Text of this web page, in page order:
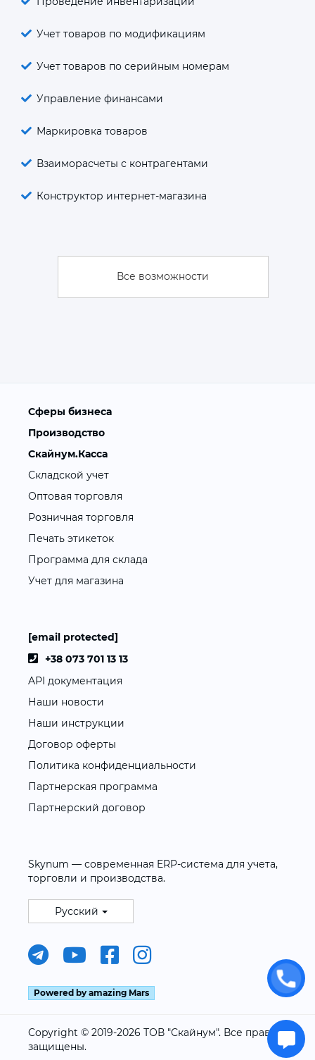
Учет товаров по модификациям
Учет товаров по серийным номерам
Управление финансами
Маркировка товаров
Взаиморасчеты с контрагентами
Конструктор интернет-магазина
Все возможности
Сферы бизнеса
Производство
Скайнум.Касса
Складской учет
Оптовая торговля
Розничная торговля
Печать этикеток
Программа для склада
Учет для магазина
[email protected]
+38 073 701 13 13
API документация
Наши новости
Наши инструкции
Договор оферты
Политика конфиденциальности
Партнерская программа
Партнерский договор
Skynum — современная ERP-система для учета,
торговли и производства.
Русский
Powered by amazing Mars
Copyright © 2019-2026 ТОВ "Скайнум". Все права
защищены.